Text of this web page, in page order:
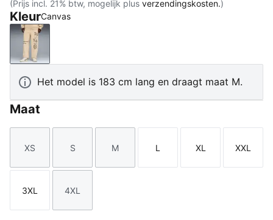
(Prijs incl. 21% btw, mogelijk plus verzendingskosten.)
KleurCanvas
Canvas
Het model is 183 cm lang en draagt maat M.
Maat
Maat
XS
Maat
S
Maat
M
Maat
L
Maat
XL
Maat
XXL
Maat
3XL
Maat
4XL